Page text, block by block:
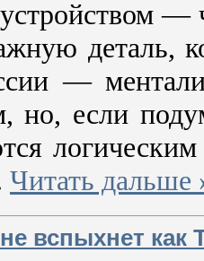
деталь,
—
но, если
Читать дальше
вспыхнет как